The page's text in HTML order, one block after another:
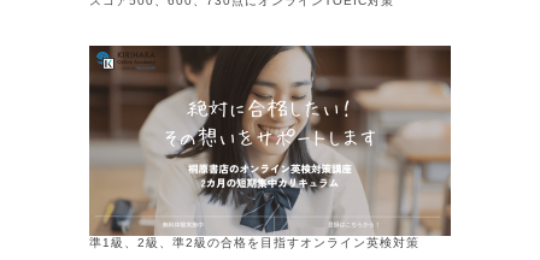
準1級、2級、準2級の合格を目指すオンライン英検対策